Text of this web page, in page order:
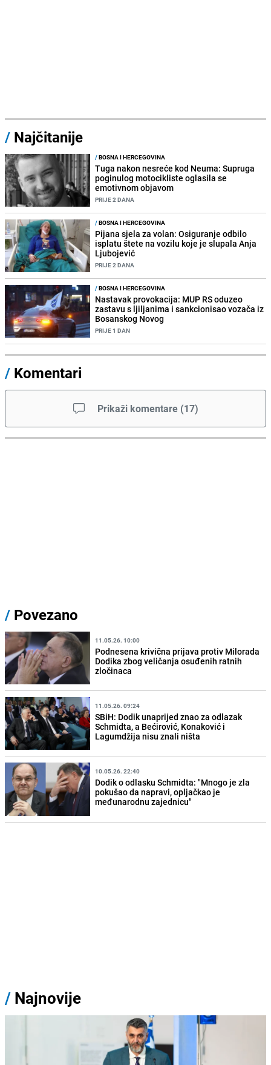
/ Najčitanije
/BOSNA I HERCEGOVINA
Tuga nakon nesreće kod Neuma: Supruga
poginulog motocikliste oglasila se
emotivnom objavom
PRIJE 2 DANA
/BOSNA I HERCEGOVINA
Pijana sjela za volan: Osiguranje odbilo
isplatu štete na vozilu koje je slupala Anja
Ljubojević
PRIJE 2 DANA
/BOSNA I HERCEGOVINA
Nastavak provokacija: MUP RS oduzeo
zastavu s ljiljanima i sankcionisao vozača iz
Bosanskog Novog
PRIJE 1 DAN
/ Komentari
Prikaži komentare (17)
/ Povezano
11.05.26. 10:00
Podnesena krivična prijava protiv Milorada
Dodika zbog veličanja osuđenih ratnih
zločinaca
11.05.26. 09:24
SBiH: Dodik unaprijed znao za odlazak
Schmidta, a Bećirović, Konaković i
Lagumdžija nisu znali ništa
10.05.26. 22:40
Dodik o odlasku Schmidta: "Mnogo je zla
pokušao da napravi, opljačkao je
međunarodnu zajednicu"
/ Najnovije